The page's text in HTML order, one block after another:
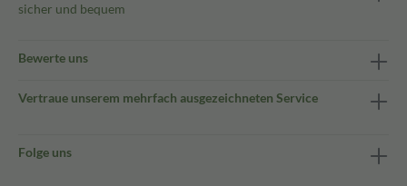
sicher und bequem
Bewerte uns
Vertraue unserem mehrfach ausgezeichneten Service
Folge uns